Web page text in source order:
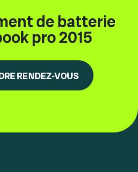
de batterie
pro 2015
RENDEZ-VOUS